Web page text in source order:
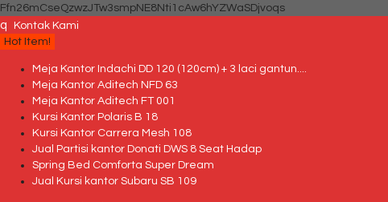
Ffn26mCseQzwzJTw3smpNE8Nti1cAw6hYZWaSDjvoqs
q
Kontak Kami
Hot Item!
Meja Kantor Indachi DD 120 (120cm) + 3 laci gantun....
Meja Kantor Aditech NFD 63
Meja Kantor Aditech FT 001
Kursi Kantor Polaris B 18
Kursi Kantor Carrera Mesh 108
Jual Partisi kantor Donati DWS 8 Seat Hadap
Spring Bed Comforta Super Dream
Jual Kursi kantor Subaru SB 109